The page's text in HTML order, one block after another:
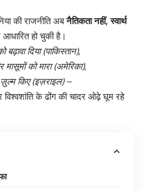
की राजनीति अबनैतिकता नहीं, स्वार्थ
आधारित हो चुकी है।
दिया (पाकिस्तान),
को मारा (अमेरिका),
किए (इज़राइल)–
के ढोंग की चादर ओढ़े घूम रहे